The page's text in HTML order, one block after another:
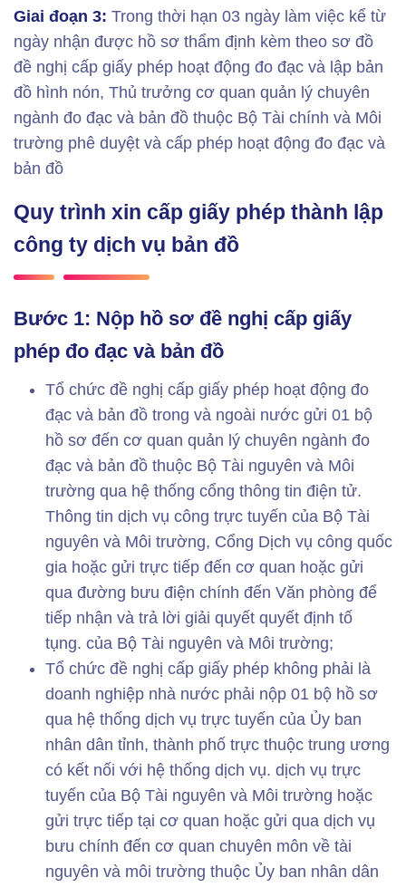
Giai đoạn 3: Trong thời hạn 03 ngày làm việc kể từ
ngày nhận được hồ sơ thẩm định kèm theo sơ đồ
đề nghị cấp giấy phép hoạt động đo đạc và lập bản
đồ hình nón, Thủ trưởng cơ quan quản lý chuyên
ngành đo đạc và bản đồ thuộc Bộ Tài chính và Môi
trường phê duyệt và cấp phép hoạt động đo đạc và
bản đồ
Quy trình xin cấp giấy phép thành lập
công ty dịch vụ bản đồ
Bước 1: Nộp hồ sơ đề nghị cấp giấy
phép đo đạc và bản đồ
Tổ chức đề nghị cấp giấy phép hoạt động đo
đạc và bản đồ trong và ngoài nước gửi 01 bộ
hồ sơ đến cơ quan quản lý chuyên ngành đo
đạc và bản đồ thuộc Bộ Tài nguyên và Môi
trường qua hệ thống cổng thông tin điện tử.
Thông tin dịch vụ công trực tuyến của Bộ Tài
nguyên và Môi trường, Cổng Dịch vụ công quốc
gia hoặc gửi trực tiếp đến cơ quan hoặc gửi
qua đường bưu điện chính đến Văn phòng để
tiếp nhận và trả lời giải quyết quyết định tố
tụng. của Bộ Tài nguyên và Môi trường;
Tổ chức đề nghị cấp giấy phép không phải là
doanh nghiệp nhà nước phải nộp 01 bộ hồ sơ
qua hệ thống dịch vụ trực tuyến của Ủy ban
nhân dân tỉnh, thành phố trực thuộc trung ương
có kết nối với hệ thống dịch vụ. dịch vụ trực
tuyến của Bộ Tài nguyên và Môi trường hoặc
gửi trực tiếp tại cơ quan hoặc gửi qua dịch vụ
bưu chính đến cơ quan chuyên môn về tài
nguyên và môi trường thuộc Ủy ban nhân dân